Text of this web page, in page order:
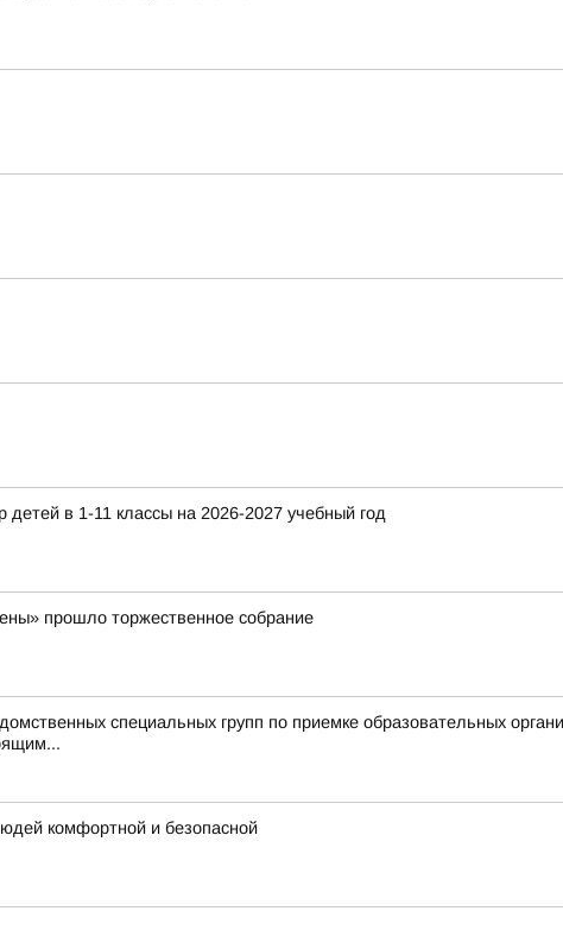
в 1-11 классы на 2026-2027 учебный год
прошло торжественное собрание
специальных групп по приемке образовательных
комфортной и безопасной